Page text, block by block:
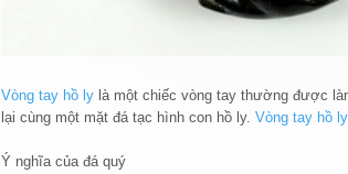
Vòng tay hồ ly là một chiếc vòng tay thường được
lại cùng một mặt đá tạc hình con hồ ly. Vòng tay hồ ly
Ý nghĩa của đá quý